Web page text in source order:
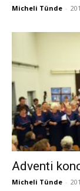
Micheli Tünde -
Adventi
Micheli Tünde -